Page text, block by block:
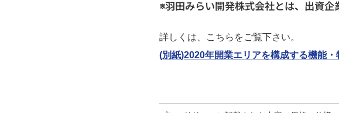
※羽田みらい開発株式会社とは、出資企
詳しくは、こちらをご覧下さい。
(別紙)2020年開業エリアを構成する機能・